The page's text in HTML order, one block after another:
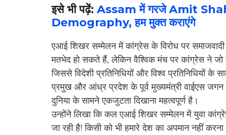
इसे भी पढ़ें: Assam में गरजे Amit
Demography, हम मुक्त कराएंगे
एआई शिखर सम्मेलन में कांग्रेस के विरोध पर
मतभेद हो सकते हैं, लेकिन वैश्विक मंच पर कांग्रेस ने जो
जिससे विदेशी प्रतिनिधियों और विश्व प्रतिनिधियों के
प्रमुख और आंध्र प्रदेश के पूर्व मुख्यमंत्री वाईएस जगन
दुनिया के सामने एकजुटता दिखाना महत्वपूर्ण है।
उन्होंने लिखा कि कल एआई शिखर सम्मेलन में युवा कांग्रेस
जा रही है! किसी को भी हमारे देश का अपमान नहीं